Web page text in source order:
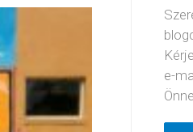
e-